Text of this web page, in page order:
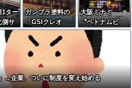
狙い
しかし事実上の
視察は数分で正
解
1ター
側サ
拡張
約1
模
ガンプラ塗料の
「GSIクレオ
ス」が挑む次世
代太陽電池…ペ
ロブスカイトの
対抗馬か！
大阪ミナミ
〝ベトナムビ
ル〟のカラオケ
VIPルームで覚
醒剤所持、ベト
ナム国籍8人逮捕
→企業、ついに制度を変え始める